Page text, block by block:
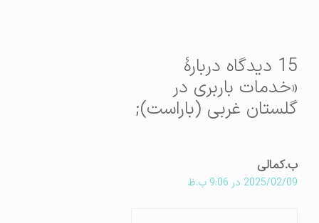
15 دیدگاه دربارهٔ
«خدمات باربری در
گلستان غربی (باراست);
ب.کمالی
2025/02/09 در 9:06 ب.ظ